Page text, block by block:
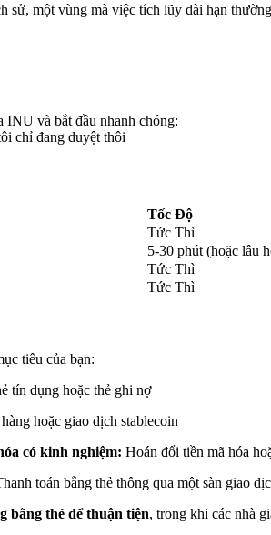
quý và hàng hóa
chấp
một vùng mà việc tích lũy dài hạn
INU và bắt đầu nhanh chóng:
chỉ đang duyệt thôi
Tốc Độ
Tức Thì
5-30 phút (hoặc lâu
Tức Thì
Tức Thì
tiêu của bạn:
tín dụng hoặc thẻ ghi nợ
hoặc giao dịch stablecoin
có kinh nghiệm: Hoán đổi tiền mã hóa
toán bằng thẻ thông qua một sàn giao
bằng thẻ để thuận tiện, trong khi các nhà